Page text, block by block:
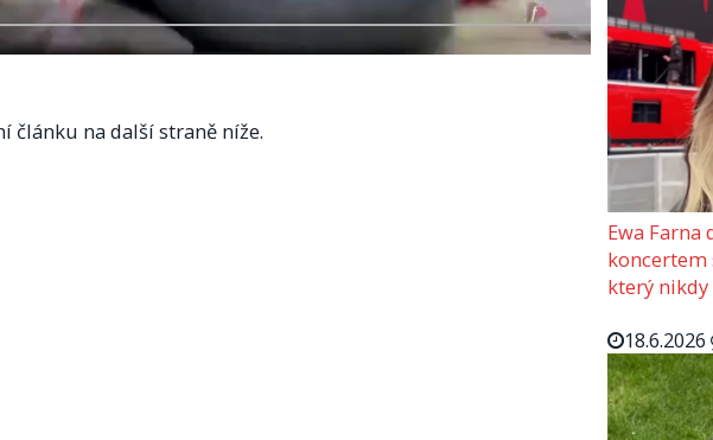
článku na další straně níže.
Ewa Farna
koncertem
který
18.6.2026